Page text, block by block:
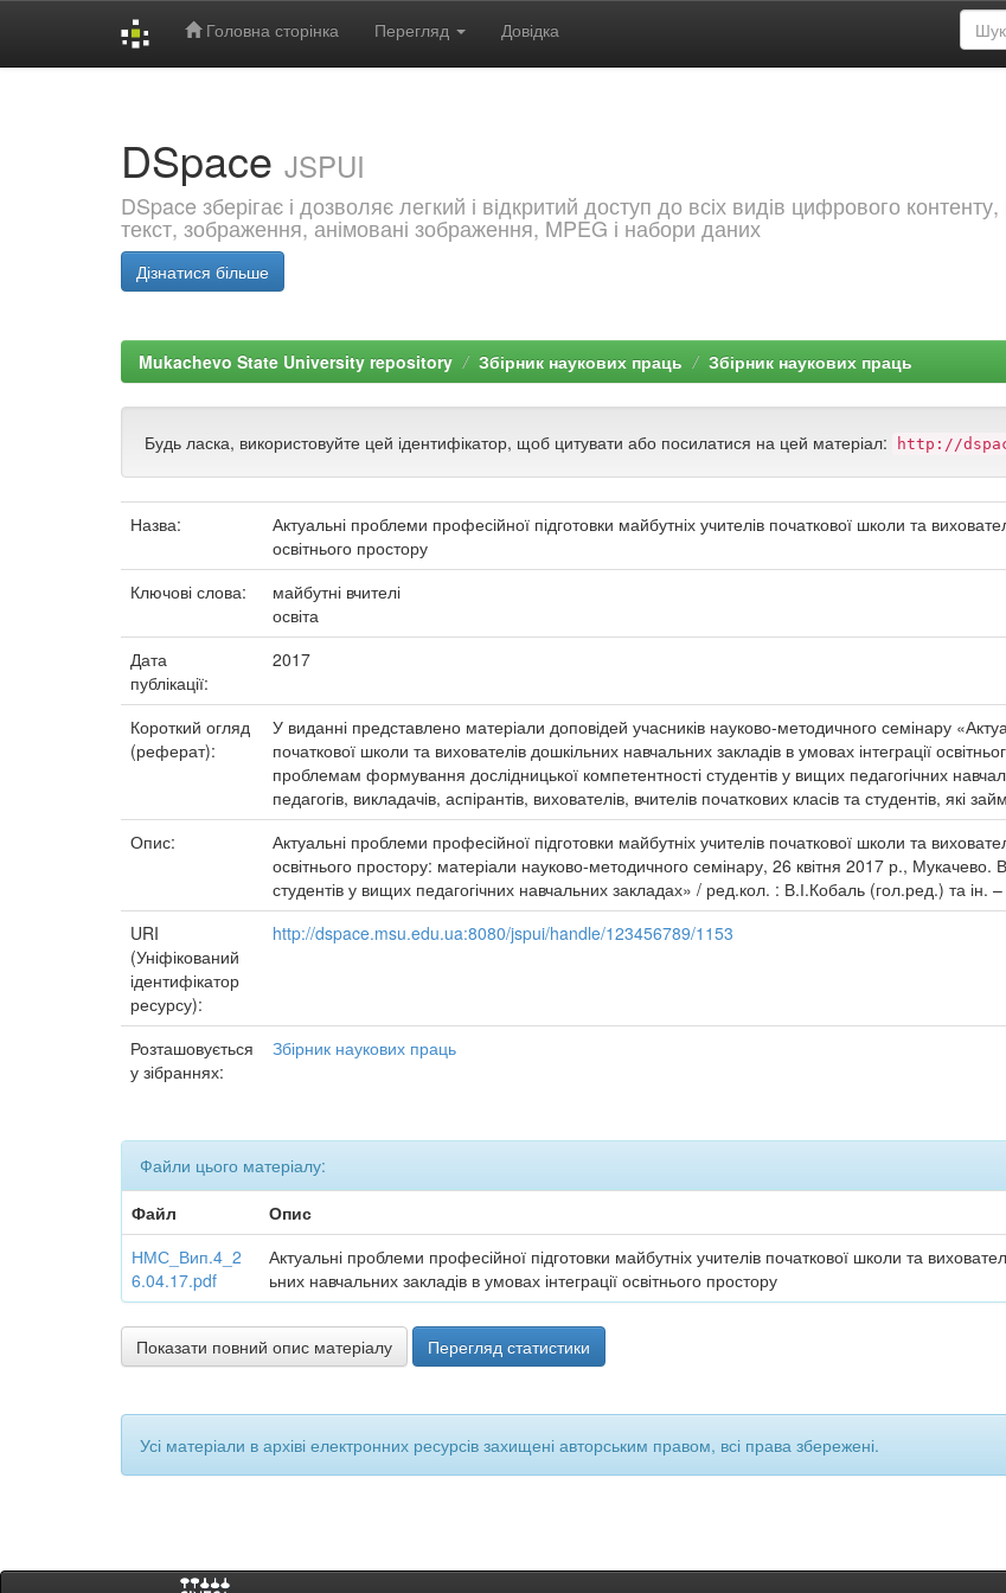
Головна сторінка Перегляд Довідка
DSpace JSPUI
DSpace зберігає і дозволяє легкий і відкритий доступ до всіх видів цифрового
текст, зображення, анімовані зображення, MPEG і набори даних
Дізнатися більше
Mukachevo State University repository Збірник наукових праць Збірник наукових праць
Будь ласка, використовуйте цей ідентифікатор, щоб цитувати або посилатися на цей матеріал: http://
Назва:
Актуальні проблеми професійної підготовки майбутніх учителів початкової школи та
освітнього простору
Ключові слова:
майбутні вчителі
освіта
Дата
публікації:
2017
Короткий огляд
(реферат):
У виданні представлено матеріали доповідей учасників науково-методичного семінару
початкової школи та вихователів дошкільних навчальних закладів в умовах інтеграції
проблемам формування дослідницької компетентності студентів у вищих педагогічних
педагогів, викладачів, аспірантів, вихователів, вчителів початкових класів та студентів, які
Опис:
Актуальні проблеми професійної підготовки майбутніх учителів початкової школи та
освітнього простору: матеріали науково-методичного семінару, 26 квітня 2017 р.,
студентів у вищих педагогічних навчальних закладах» / ред.кол. : В.І.Кобаль (гол.ред.) та
URI
(Уніфікований
ідентифікатор
ресурсу):
http://dspace.msu.edu.ua:8080/jspui/handle/123456789/1153
Розташовується
у зібраннях:
Збірник наукових праць
Файли цього матеріалу:
Файл
Опис
НМС_Вип.4_2
6.04.17.pdf
Актуальні проблеми професійної підготовки майбутніх учителів початкової школи та
ьних навчальних закладів в умовах інтеграції освітнього простору
Показати повний опис матеріалу Перегляд статистики
Усі матеріали в архіві електронних ресурсів захищені авторським правом, всі права збережені.